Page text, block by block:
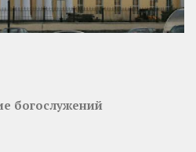
богослужений